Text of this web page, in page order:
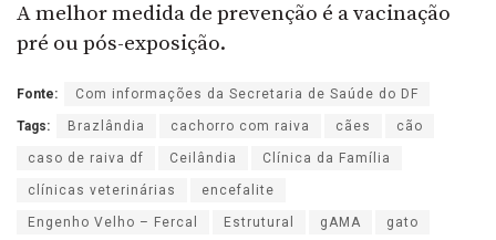
A melhor medida de prevenção é a vacinação
pré ou pós-exposição.
Fonte: Com informações da Secretaria de Saúde do DF
Tags: Brazlândia cachorro com raiva cães cão
caso de raiva df Ceilândia Clínica da Família
clínicas veterinárias encefalite
Engenho Velho – Fercal Estrutural gAMA gato